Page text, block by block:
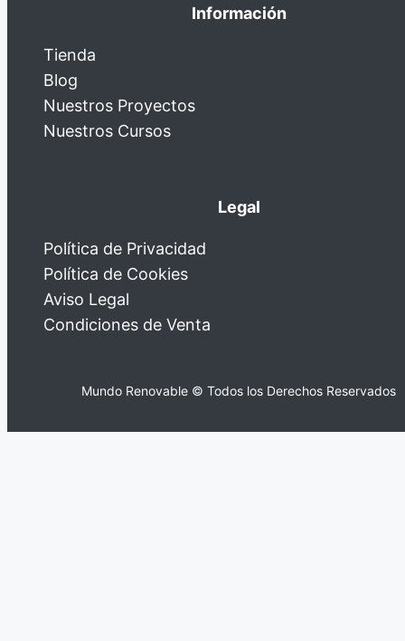
Información
Tienda
Blog
Nuestros Proyectos
Nuestros Cursos
Legal
Política de Privacidad
Política de Cookies
Aviso Legal
Condiciones de Venta
Mundo Renovable © Todos los Derechos Reservados